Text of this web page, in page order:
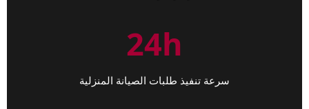
24h
سرعة تنفيذ طلبات الصيانة المنزلية